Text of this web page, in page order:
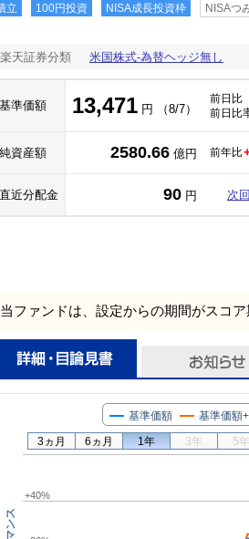
立 100円投資 NISA成長投資枠 NISAつ
楽天証券分類 米国株式-為替ヘッジ無し
基準価額 13,471 円 （8/7）
前日比
前日比
純資産額 2580.66 億円 前年比
直近分配金 90 円 次
当ファンドは、設定からの期間がスコ
基準価額 基準価額
+40%
3ヵ月 6ヵ月 1年 3年 5年